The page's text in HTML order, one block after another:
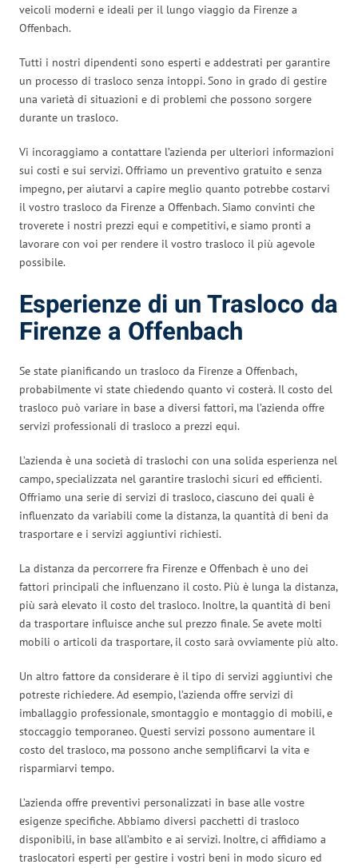
veicoli moderni e ideali per il lungo viaggio da Firenze a
Offenbach.
Tutti i nostri dipendenti sono esperti e addestrati per garantire
un processo di trasloco senza intoppi. Sono in grado di gestire
una varietà di situazioni e di problemi che possono sorgere
durante un trasloco.
Vi incoraggiamo a contattare l’azienda per ulteriori informazioni
sui costi e sui servizi. Offriamo un preventivo gratuito e senza
impegno, per aiutarvi a capire meglio quanto potrebbe costarvi
il vostro trasloco da Firenze a Offenbach. Siamo convinti che
troverete i nostri prezzi equi e competitivi, e siamo pronti a
lavorare con voi per rendere il vostro trasloco il più agevole
possibile.
Esperienze di un Trasloco da
Firenze a Offenbach
Se state pianificando un trasloco da Firenze a Offenbach,
probabilmente vi state chiedendo quanto vi costerà. Il costo del
trasloco può variare in base a diversi fattori, ma l’azienda offre
servizi professionali di trasloco a prezzi equi.
L’azienda è una società di traslochi con una solida esperienza nel
campo, specializzata nel garantire traslochi sicuri ed efficienti.
Offriamo una serie di servizi di trasloco, ciascuno dei quali è
influenzato da variabili come la distanza, la quantità di beni da
trasportare e i servizi aggiuntivi richiesti.
La distanza da percorrere fra Firenze e Offenbach è uno dei
fattori principali che influenzano il costo. Più è lunga la distanza,
più sarà elevato il costo del trasloco. Inoltre, la quantità di beni
da trasportare influisce anche sul prezzo finale. Se avete molti
mobili o articoli da trasportare, il costo sarà ovviamente più alto.
Un altro fattore da considerare è il tipo di servizi aggiuntivi che
potreste richiedere. Ad esempio, l’azienda offre servizi di
imballaggio professionale, smontaggio e montaggio di mobili, e
stoccaggio temporaneo. Questi servizi possono aumentare il
costo del trasloco, ma possono anche semplificarvi la vita e
risparmiarvi tempo.
L’azienda offre preventivi personalizzati in base alle vostre
esigenze specifiche. Abbiamo diversi pacchetti di trasloco
disponibili, in base all’ambito e ai servizi. Inoltre, ci affidiamo a
traslocatori esperti per gestire i vostri beni in modo sicuro ed